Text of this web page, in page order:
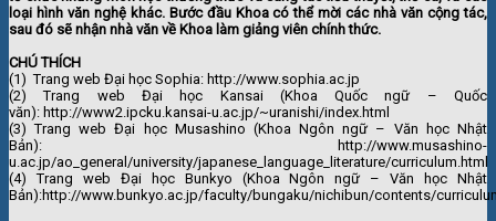
loại hình văn nghệ khác. Bước đầu Khoa có thể mời các nhà văn cộng tác,
sau đó sẽ nhận nhà văn về Khoa làm giảng viên chính thức.
CHÚ THÍCH
(1) Trang web Đại học Sophia: http://www.sophia.ac.jp
(2) Trang web Đại học Kansai (Khoa Quốc ngữ – Quốc
văn): http://www2.ipcku.kansai-u.ac.jp/~uranishi/index.html
(3) Trang web Đại học Musashino (Khoa Ngôn ngữ – Văn học Nhật
Bản): http://www.musashino-
u.ac.jp/ao_general/university/japanese_language_literature/curriculum.html
(4) Trang web Đại học Bunkyo (Khoa Ngôn ngữ – Văn học Nhật
Bản):http://www.bunkyo.ac.jp/faculty/bungaku/nichibun/contents/